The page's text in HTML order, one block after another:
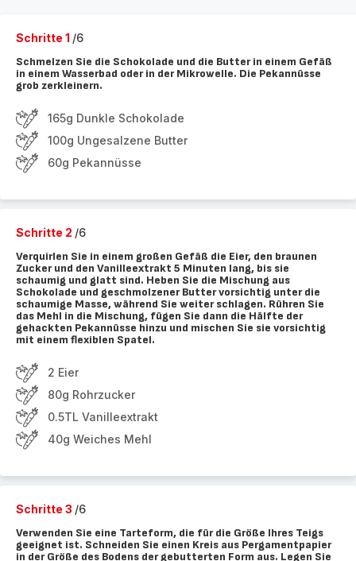
Schritte 1 /6
Schmelzen Sie die Schokolade und die Butter in einem Gefäß
in einem Wasserbad oder in der Mikrowelle. Die Pekannüsse
grob zerkleinern.
165g Dunkle Schokolade
100g Ungesalzene Butter
60g Pekannüsse
Schritte 2 /6
Verquirlen Sie in einem großen Gefäß die Eier, den braunen
Zucker und den Vanilleextrakt 5 Minuten lang, bis sie
schaumig und glatt sind. Heben Sie die Mischung aus
Schokolade und geschmolzener Butter vorsichtig unter die
schaumige Masse, während Sie weiter schlagen. Rühren Sie
das Mehl in die Mischung, fügen Sie dann die Hälfte der
gehackten Pekannüsse hinzu und mischen Sie sie vorsichtig
mit einem flexiblen Spatel.
2 Eier
80g Rohrzucker
0.5TL Vanilleextrakt
40g Weiches Mehl
Schritte 3 /6
Verwenden Sie eine Tarteform, die für die Größe Ihres Teigs
geeignet ist. Schneiden Sie einen Kreis aus Pergamentpapier
in der Größe des Bodens der gebutterten Form aus. Legen Sie